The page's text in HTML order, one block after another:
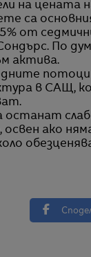
на цената
са
от
По
актива.
в САЩ,
ако